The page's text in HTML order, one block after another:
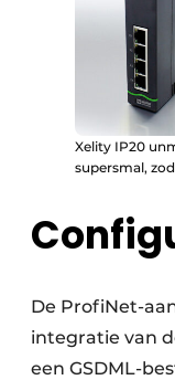
Xelity IP20
supersmal,
De ProfiNet-
integratie van
een GSDML-